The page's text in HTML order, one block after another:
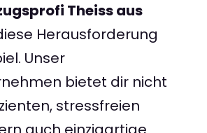
Theiss aus
Herausforderung
Unser
bietet dir nicht
stressfreien